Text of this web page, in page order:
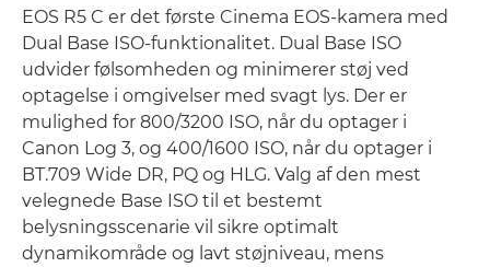
EOS R5 C er det første Cinema EOS-kamera med
Dual Base ISO-funktionalitet. Dual Base ISO
udvider følsomheden og minimerer støj ved
optagelse i omgivelser med svagt lys. Der er
mulighed for 800/3200 ISO, når du optager i
Canon Log 3, og 400/1600 ISO, når du optager i
BT.709 Wide DR, PQ og HLG. Valg af den mest
velegnede Base ISO til et bestemt
belysningsscenarie vil sikre optimalt
dynamikområde og lavt støjniveau, mens